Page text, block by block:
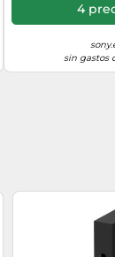
4
sin gastos